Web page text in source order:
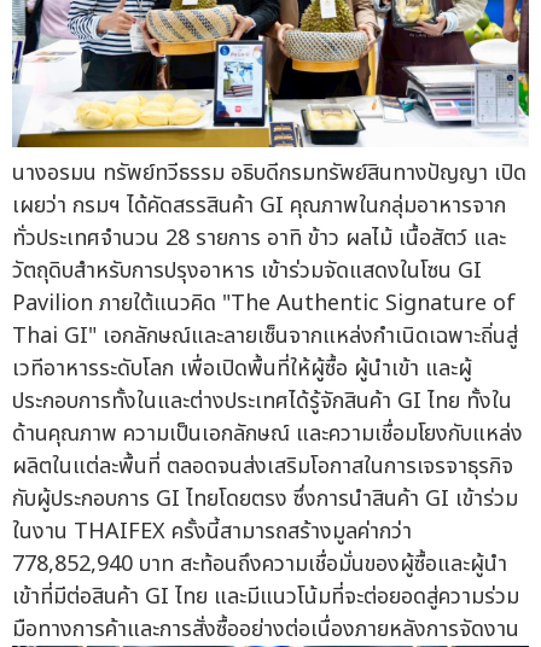
นางอรมน ทรัพย์ทวีธรรม อธิบดีกรมทรัพย์สินทางปัญญา เปิด
เผยว่า กรมฯ ได้คัดสรรสินค้า GI คุณภาพในกลุ่มอาหารจาก
ทั่วประเทศจำนวน 28 รายการ อาทิ ข้าว ผลไม้ เนื้อสัตว์ และ
วัตถุดิบสำหรับการปรุงอาหาร เข้าร่วมจัดแสดงในโซน GI
Pavilion ภายใต้แนวคิด "The Authentic Signature of
Thai GI" เอกลักษณ์และลายเซ็นจากแหล่งกำเนิดเฉพาะถิ่นสู่
เวทีอาหารระดับโลก เพื่อเปิดพื้นที่ให้ผู้ซื้อ ผู้นำเข้า และผู้
ประกอบการทั้งในและต่างประเทศได้รู้จักสินค้า GI ไทย ทั้งใน
ด้านคุณภาพ ความเป็นเอกลักษณ์ และความเชื่อมโยงกับแหล่ง
ผลิตในแต่ละพื้นที่ ตลอดจนส่งเสริมโอกาสในการเจรจาธุรกิจ
กับผู้ประกอบการ GI ไทยโดยตรง ซึ่งการนำสินค้า GI เข้าร่วม
ในงาน THAIFEX ครั้งนี้สามารถสร้างมูลค่ากว่า
778,852,940 บาท สะท้อนถึงความเชื่อมั่นของผู้ซื้อและผู้นำ
เข้าที่มีต่อสินค้า GI ไทย และมีแนวโน้มที่จะต่อยอดสู่ความร่วม
มือทางการค้าและการสั่งซื้ออย่างต่อเนื่องภายหลังการจัดงาน